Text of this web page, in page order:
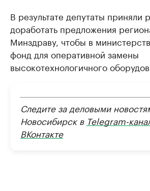
В результате депутаты приняли
доработать предложения
Минздраву, чтобы в
фонд для оперативной замены
высокотехнологичного
Следите за деловыми
Новосибирск в Telegram-
ВКонтакте